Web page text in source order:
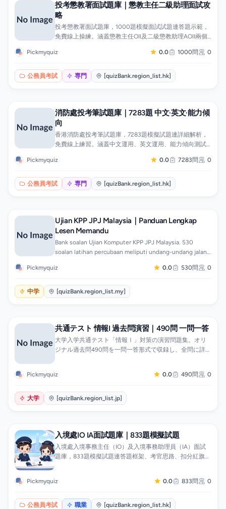
投考懲教署面試題庫｜懲教主任二級助理面試攻
略
投考懲教署面試題庫，1000題模擬面試試題連答題示範，
免費線上操練。涵蓋懲教主任OII及二級懲教助理AOII兩個
題、處境判斷、小組討論及部門職能與更生工作知識，每
對弱項專題操練，手機App隨時刷題。
Pickmyquiz 0.0 1000問 0
公務員考試 専門 [quizBank.region_list.hk]
消防處投考筆試題庫｜7283題 中文·英文·能力傾
向
香港消防處投考筆試題庫，7283題模擬試題連詳細解析，
免費線上練習。涵蓋中文運用、英文運用、能力傾向測試
計時模擬測驗及錯題重溫。適合投考消防隊長、消防員、
類，可針對弱項專題操練，手機App隨時刷題。
Pickmyquiz 0.0 7283問 0
公務員考試 専門 [quizBank.region_list.hk]
Ujian KPP JPJ Malaysia｜Panduan Lengkap
Lesen Memandu
Bank soalan Ujian Komputer KPP JPJ Malaysia. 530
soalan latihan percubaan meliputi undang-undang jalan
Pickmyquiz
0.0 530問 0
中学 [quizBank.region_list.my]
共通テスト 情報I 過去問演習｜490問 一問一答
大学入学共通テスト「情報Ⅰ」対策の演習問題集。オリ
ジナル過去問490問を一問一答形式で収録し、全問に詳し
用、情報通信ネットワークまで全範囲をカバー。分野別
Pickmyquiz 0.0 490問 0
大学 [quizBank.region_list.jp]
入境處IO IA面試題庫｜833題模擬試題
入境處入境事務主任（IO）及入境事務助理員（IA）面試
題庫，833題模擬試題連答題框架、考官思路、扣分紅旗及
全、廉潔操守，另設遴選程序、體能要求及英語應對專
Pickmyquiz 0.0 833問 0
公務員考試 職業 [quizBank.region_list.hk]